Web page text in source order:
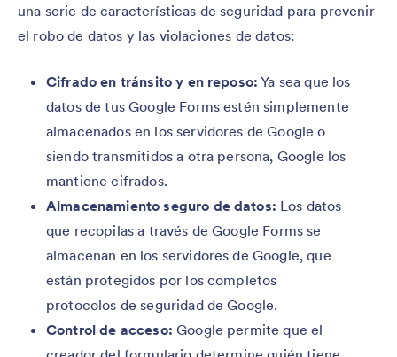
una serie de características de seguridad para prevenir
el robo de datos y las violaciones de datos:
Cifrado en tránsito y en reposo: Ya sea que los
datos de tus Google Forms estén simplemente
almacenados en los servidores de Google o
siendo transmitidos a otra persona, Google los
mantiene cifrados.
Almacenamiento seguro de datos: Los datos
que recopilas a través de Google Forms se
almacenan en los servidores de Google, que
están protegidos por los completos
protocolos de seguridad de Google.
Control de acceso: Google permite que el